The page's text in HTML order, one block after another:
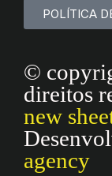
POLÍTICA
©
direitos
new
agency